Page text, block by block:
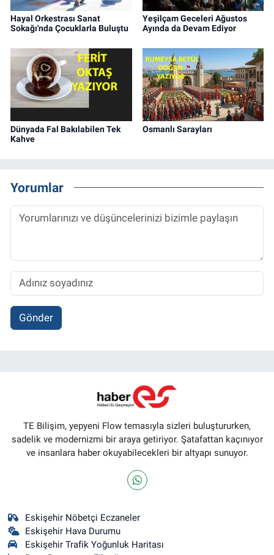
Hayal Orkestrası Sanat
Sokağı'nda Çocuklarla Buluştu
Yeşilçam Geceleri Ağustos
Ayında da Devam Ediyor
Dünyada Fal Bakılabilen Tek
Kahve
Osmanlı Sarayları
Yorumlar
Gönder
TE Bilişim, yepyeni Flow temasıyla sizleri buluştururken,
sadelik ve modernizmi bir araya getiriyor. Şatafattan kaçınıyor
ve insanlara haber okuyabilecekleri bir altyapı sunuyor.
Eskişehir Nöbetçi Eczaneler
Eskişehir Hava Durumu
Eskişehir Trafik Yoğunluk Haritası